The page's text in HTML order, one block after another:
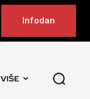
Infodan
VIŠE